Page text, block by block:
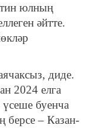
юлның
әйтте.
диде.
2024 елга
буенча
берсе – Казан-